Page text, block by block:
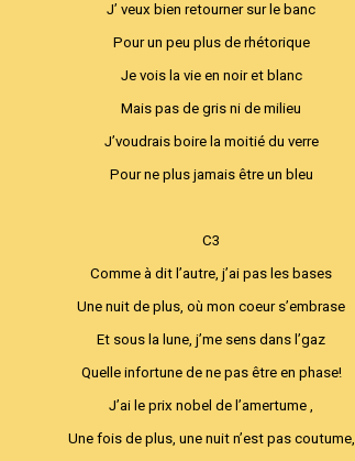
J’ veux bien retourner sur le banc
Pour un peu plus de rhétorique
Je vois la vie en noir et blanc
Mais pas de gris ni de milieu
J’voudrais boire la moitié du verre
Pour ne plus jamais être un bleu
C3
Comme à dit l’autre, j’ai pas les bases
Une nuit de plus, où mon coeur s’embrase
Et sous la lune, j’me sens dans l’gaz
Quelle infortune de ne pas être en phase!
J’ai le prix nobel de l’amertume ,
Une fois de plus, une nuit n’est pas coutume,